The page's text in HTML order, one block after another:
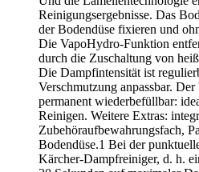
Reinigungsergebnisse. Das
der Bodendüse fixieren und
Die VapoHydro-Funktion
durch die Zuschaltung von
Die Dampfintensität ist
Verschmutzung anpassbar.
permanent wiederbefüllbar:
Reinigen. Weitere Extras:
Zubehöraufbewahrungsfach,
Bodendüse.1 Bei der
Kärcher-Dampfreiniger, d. h.